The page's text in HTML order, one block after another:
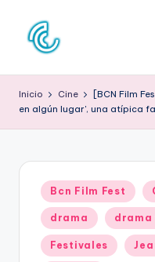
Saltar
O
N
C
de
Inicio Cine
[BCN Film
en algún lugar', una atípica
Publicado
en
Bcn Film Fest
drama
Festivales